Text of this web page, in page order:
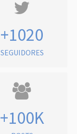
+1020
SEGUIDORES
+100K